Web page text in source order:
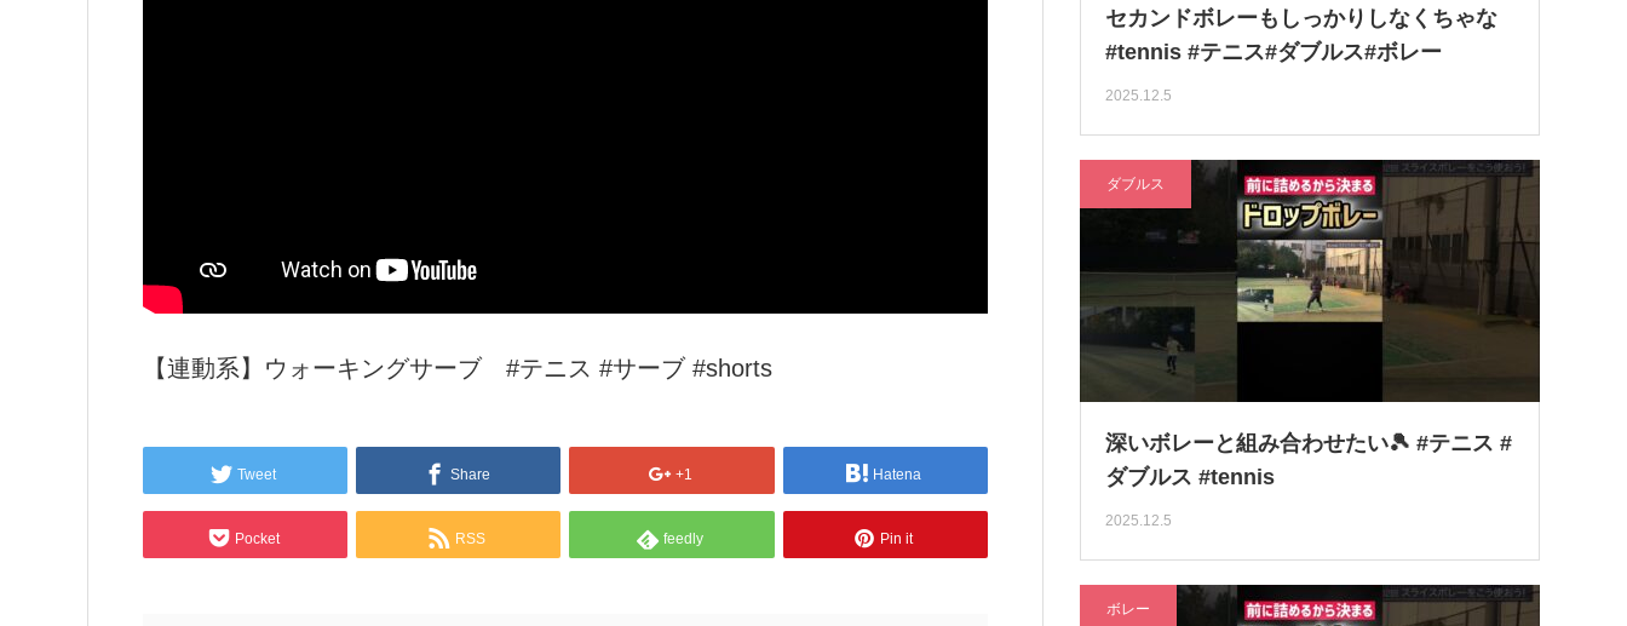
【連動系】ウォーキングサーブ #テニス #サーブ #shorts
Tweet Share +1 Hatena
Pocket RSS feedly Pin it
セカンドボレーもしっかりしなくちゃな
#tennis #テニス#ダブルス#ボレー
2025.12.5
ダブルス
深いボレーと組み合わせたい🎾 #テニス #
ダブルス #tennis
2025.12.5
ボレー